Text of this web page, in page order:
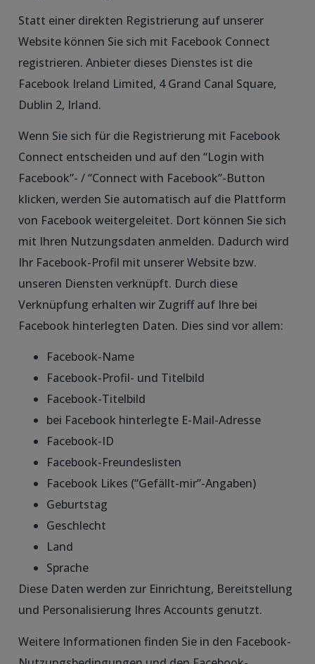
Statt einer direkten Registrierung auf unserer
Website können Sie sich mit Facebook Connect
registrieren. Anbieter dieses Dienstes ist die
Facebook Ireland Limited, 4 Grand Canal Square,
Dublin 2, Irland.
Wenn Sie sich für die Registrierung mit Facebook
Connect entscheiden und auf den “Login with
Facebook”- / “Connect with Facebook”-Button
klicken, werden Sie automatisch auf die Plattform
von Facebook weitergeleitet. Dort können Sie sich
mit Ihren Nutzungsdaten anmelden. Dadurch wird
Ihr Facebook-Profil mit unserer Website bzw.
unseren Diensten verknüpft. Durch diese
Verknüpfung erhalten wir Zugriff auf Ihre bei
Facebook hinterlegten Daten. Dies sind vor allem:
Facebook-Name
Facebook-Profil- und Titelbild
Facebook-Titelbild
bei Facebook hinterlegte E-Mail-Adresse
Facebook-ID
Facebook-Freundeslisten
Facebook Likes (“Gefällt-mir”-Angaben)
Geburtstag
Geschlecht
Land
Sprache
Diese Daten werden zur Einrichtung, Bereitstellung
und Personalisierung Ihres Accounts genutzt.
Weitere Informationen finden Sie in den Facebook-